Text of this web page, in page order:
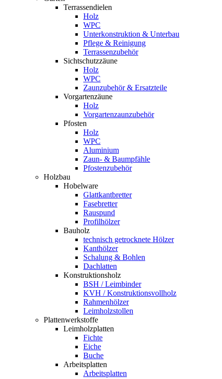
Terrassendielen
Holz
WPC
Unterkonstruktion & Unterbau
Pflege & Reinigung
Terrassenzubehör
Sichtschutzzäune
Holz
WPC
Zaunzubehör & Ersatzteile
Vorgartenzäune
Holz
Vorgartenzaunzubehör
Pfosten
Holz
WPC
Aluminium
Zaun- & Baumpfähle
Pfostenzubehör
Holzbau
Hobelware
Glattkantbretter
Fasebretter
Rauspund
Profilhölzer
Bauholz
technisch getrocknete Hölzer
Kanthölzer
Schalung & Bohlen
Dachlatten
Konstruktionsholz
BSH / Leimbinder
KVH / Konstruktionsvollholz
Rahmenhölzer
Leimholzstollen
Plattenwerkstoffe
Leimholzplatten
Fichte
Eiche
Buche
Arbeitsplatten
Arbeitsplatten